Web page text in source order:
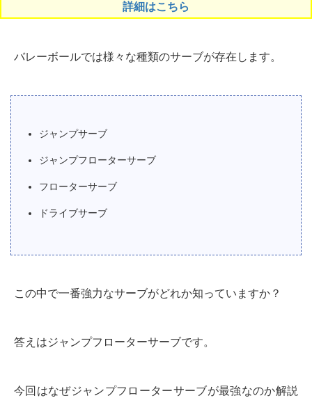
詳細はこちら
バレーボールでは様々な種類のサーブが存在します。
ジャンプサーブ
ジャンプフローターサーブ
フローターサーブ
ドライブサーブ
この中で一番強力なサーブがどれか知っていますか？
答えはジャンプフローターサーブです。
今回はなぜジャンプフローターサーブが最強なのか解説